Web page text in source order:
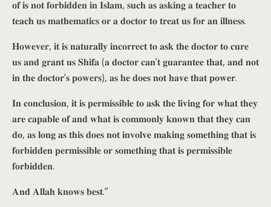
𝐨𝐟 𝐢𝐬 𝐧𝐨𝐭 𝐟𝐨𝐫𝐛𝐢𝐝𝐝𝐞𝐧 𝐢𝐧 𝐈𝐬𝐥𝐚𝐦, 𝐬𝐮𝐜𝐡 𝐚𝐬 𝐚𝐬𝐤𝐢𝐧𝐠 𝐚 𝐭𝐞𝐚𝐜𝐡𝐞𝐫 𝐭𝐨
𝐭𝐞𝐚𝐜𝐡 𝐮𝐬 𝐦𝐚𝐭𝐡𝐞𝐦𝐚𝐭𝐢𝐜𝐬 𝐨𝐫 𝐚 𝐝𝐨𝐜𝐭𝐨𝐫 𝐭𝐨 𝐭𝐫𝐞𝐚𝐭 𝐮𝐬 𝐟𝐨𝐫 𝐚𝐧 𝐢𝐥𝐥𝐧𝐞𝐬𝐬.
𝐇𝐨𝐰𝐞𝐯𝐞𝐫, 𝐢𝐭 𝐢𝐬 𝐧𝐚𝐭𝐮𝐫𝐚𝐥𝐥𝐲 𝐢𝐧𝐜𝐨𝐫𝐫𝐞𝐜𝐭 𝐭𝐨 𝐚𝐬𝐤 𝐭𝐡𝐞 𝐝𝐨𝐜𝐭𝐨𝐫 𝐭𝐨 𝐜𝐮𝐫𝐞
𝐮𝐬 𝐚𝐧𝐝 𝐠𝐫𝐚𝐧𝐭 𝐮𝐬 𝐒𝐡𝐢𝐟𝐚 (𝐚 𝐝𝐨𝐜𝐭𝐨𝐫 𝐜𝐚𝐧’𝐭 𝐠𝐮𝐚𝐫𝐚𝐧𝐭𝐞𝐞 𝐭𝐡𝐚𝐭, 𝐚𝐧𝐝 𝐧𝐨𝐭
𝐢𝐧 𝐭𝐡𝐞 𝐝𝐨𝐜𝐭𝐨𝐫’𝐬 𝐩𝐨𝐰𝐞𝐫𝐬), 𝐚𝐬 𝐡𝐞 𝐝𝐨𝐞𝐬 𝐧𝐨𝐭 𝐡𝐚𝐯𝐞 𝐭𝐡𝐚𝐭 𝐩𝐨𝐰𝐞𝐫.
𝐈𝐧 𝐜𝐨𝐧𝐜𝐥𝐮𝐬𝐢𝐨𝐧, 𝐢𝐭 𝐢𝐬 𝐩𝐞𝐫𝐦𝐢𝐬𝐬𝐢𝐛𝐥𝐞 𝐭𝐨 𝐚𝐬𝐤 𝐭𝐡𝐞 𝐥𝐢𝐯𝐢𝐧𝐠 𝐟𝐨𝐫 𝐰𝐡𝐚𝐭 𝐭𝐡𝐞𝐲
𝐚𝐫𝐞 𝐜𝐚𝐩𝐚𝐛𝐥𝐞 𝐨𝐟 𝐚𝐧𝐝 𝐰𝐡𝐚𝐭 𝐢𝐬 𝐜𝐨𝐦𝐦𝐨𝐧𝐥𝐲 𝐤𝐧𝐨𝐰𝐧 𝐭𝐡𝐚𝐭 𝐭𝐡𝐞𝐲 𝐜𝐚𝐧
𝐝𝐨, 𝐚𝐬 𝐥𝐨𝐧𝐠 𝐚𝐬 𝐭𝐡𝐢𝐬 𝐝𝐨𝐞𝐬 𝐧𝐨𝐭 𝐢𝐧𝐯𝐨𝐥𝐯𝐞 𝐦𝐚𝐤𝐢𝐧𝐠 𝐬𝐨𝐦𝐞𝐭𝐡𝐢𝐧𝐠 𝐭𝐡𝐚𝐭 𝐢𝐬
𝐟𝐨𝐫𝐛𝐢𝐝𝐝𝐞𝐧 𝐩𝐞𝐫𝐦𝐢𝐬𝐬𝐢𝐛𝐥𝐞 𝐨𝐫 𝐬𝐨𝐦𝐞𝐭𝐡𝐢𝐧𝐠 𝐭𝐡𝐚𝐭 𝐢𝐬 𝐩𝐞𝐫𝐦𝐢𝐬𝐬𝐢𝐛𝐥𝐞
𝐟𝐨𝐫𝐛𝐢𝐝𝐝𝐞𝐧.
𝐀𝐧𝐝 𝐀𝐥𝐥𝐚𝐡 𝐤𝐧𝐨𝐰𝐬 𝐛𝐞𝐬𝐭.”